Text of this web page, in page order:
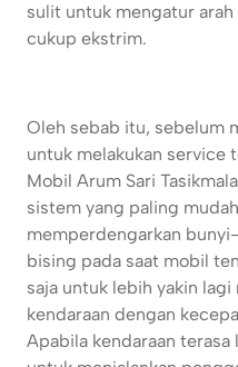
sulit untuk mengatur
cukup ekstrim.
Oleh sebab itu, sebelum
untuk melakukan service
Mobil Arum Sari
sistem yang paling
memperdengarkan
bising pada saat mobil
saja untuk lebih yakin
kendaraan dengan
Apabila kendaraan